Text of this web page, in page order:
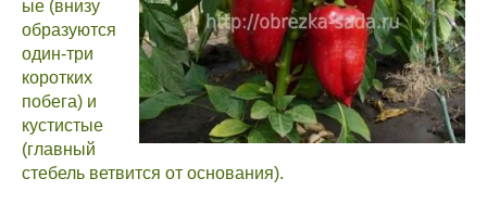
ые (внизу
образуются
один-три
коротких
побега) и
кустистые
(главный
стебель ветвится от основания).